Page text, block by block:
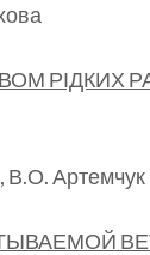
Артемчук